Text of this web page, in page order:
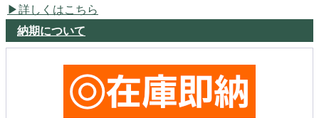
詳しくはこちら
納期について